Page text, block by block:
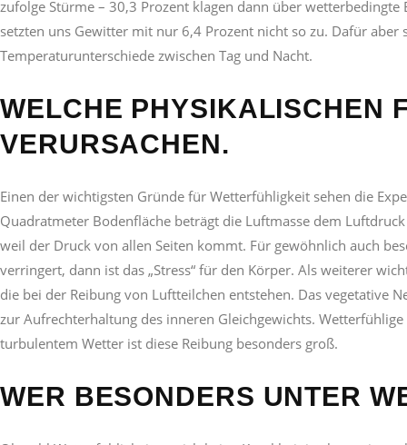
zufolge Stürme – 30,3 Prozent klagen dann über
setzten uns Gewitter mit nur 6,4 Prozent nicht so zu. Dafür
Temperaturunterschiede zwischen Tag und Nacht.
WELCHE PHYSIKALISCHEN
VERURSACHEN.
Einen der wichtigsten Gründe für Wetterfühligkeit sehen die
Quadratmeter Bodenfläche beträgt die Luftmasse dem
weil der Druck von allen Seiten kommt. Für gewöhnlich auch
verringert, dann ist das „Stress“ für den Körper. Als weiterer
die bei der Reibung von Luftteilchen entstehen. Das vegetative
zur Aufrechterhaltung des inneren Gleichgewichts.
turbulentem Wetter ist diese Reibung besonders groß.
WER BESONDERS UNTER